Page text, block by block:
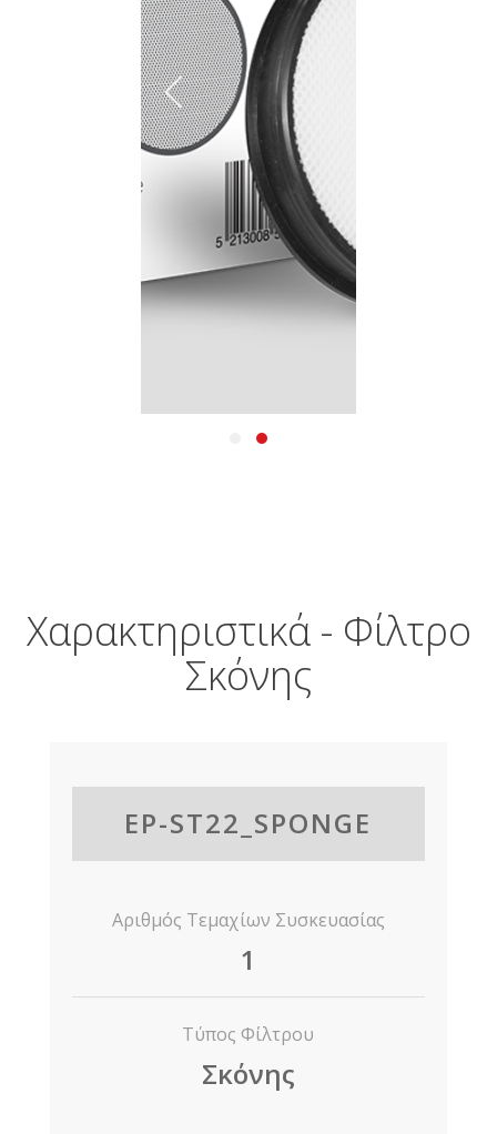
Χαρακτηριστικά - Φίλτρο
Σκόνης
EP-ST22_SPONGE
Αριθμός Τεμαχίων Συσκευασίας
1
Τύπος Φίλτρου
Σκόνης